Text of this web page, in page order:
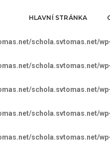
schola.svtomas.net/wp-
HLAVNÍ STRÁNKA
schola.svtomas.net/
schola.svtomas.net/
schola.svtomas.net/
schola.svtomas.net/
schola.svtomas.net/